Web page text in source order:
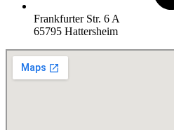
Frankfurter Str. 6 A
65795 Hattersheim